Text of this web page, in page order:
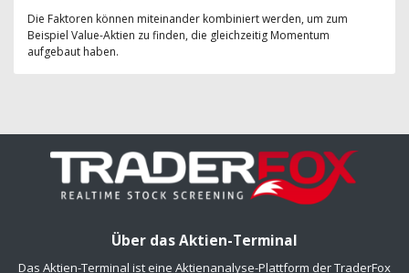
Die Faktoren können miteinander kombiniert werden, um zum
Beispiel Value-Aktien zu finden, die gleichzeitig Momentum
aufgebaut haben.
Über das Aktien-Terminal
Das Aktien-Terminal ist eine Aktienanalyse-Plattform der TraderFox